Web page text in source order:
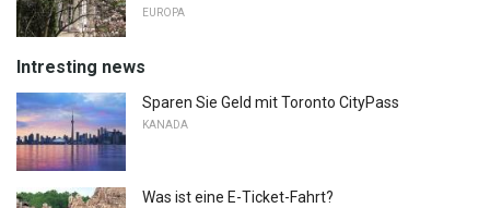
EUROPA
Intresting news
Sparen Sie Geld mit Toronto CityPass
KANADA
Was ist eine E-Ticket-Fahrt?